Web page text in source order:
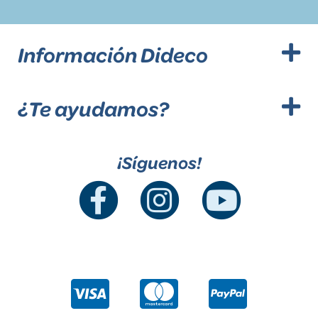
Información Dideco
¿Te ayudamos?
¡Síguenos!